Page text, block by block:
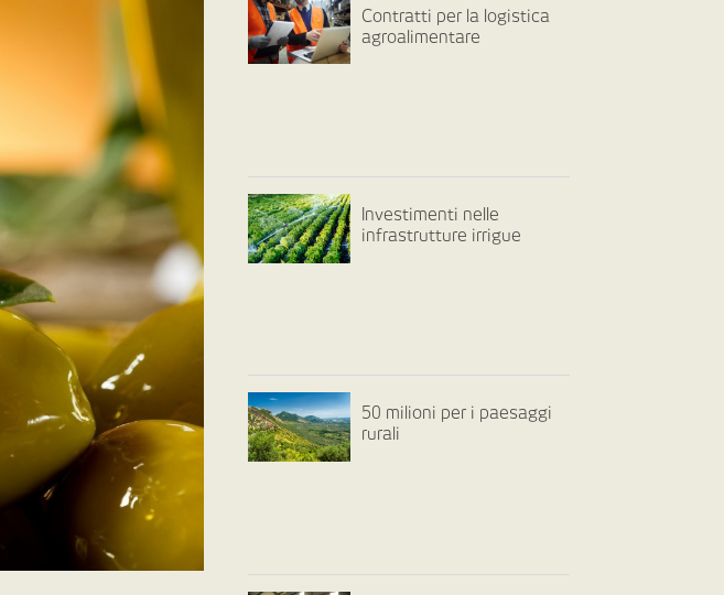
Contratti per la logistica
agroalimentare
Investimenti nelle
infrastrutture irrigue
50 milioni per i paesaggi
rurali